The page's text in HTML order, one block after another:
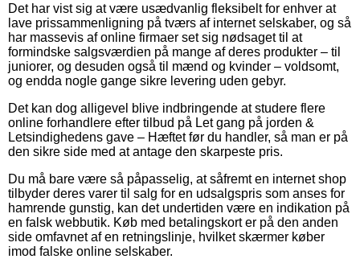
Det har vist sig at være usædvanlig fleksibelt for enhver at
lave prissammenligning på tværs af internet selskaber, og så
har massevis af online firmaer set sig nødsaget til at
formindske salgsværdien på mange af deres produkter – til
juniorer, og desuden også til mænd og kvinder – voldsomt,
og endda nogle gange sikre levering uden gebyr.
Det kan dog alligevel blive indbringende at studere flere
online forhandlere efter tilbud på Let gang på jorden &
Letsindighedens gave – Hæftet før du handler, så man er på
den sikre side med at antage den skarpeste pris.
Du må bare være så påpasselig, at såfremt en internet shop
tilbyder deres varer til salg for en udsalgspris som anses for
hamrende gunstig, kan det undertiden være en indikation på
en falsk webbutik. Køb med betalingskort er på den anden
side omfavnet af en retningslinje, hvilket skærmer køber
imod falske online selskaber.